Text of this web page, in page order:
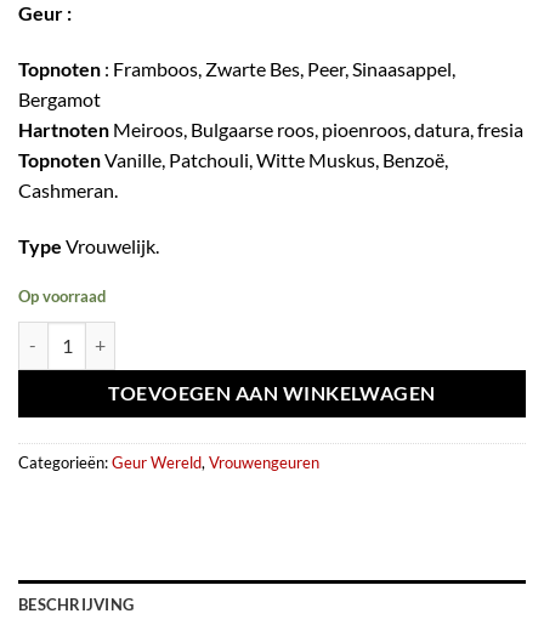
Geur :
Topnoten : Framboos, Zwarte Bes, Peer, Sinaasappel,
Bergamot
Hartnoten Meiroos, Bulgaarse roos, pioenroos, datura, fresia
TopnotenVanille, Patchouli, Witte Muskus, Benzoë,
Cashmeran.
Type Vrouwelijk.
Op voorraad
TOEVOEGEN AAN WINKELWAGEN
Categorieën:Geur Wereld, Vrouwengeuren
BESCHRIJVING